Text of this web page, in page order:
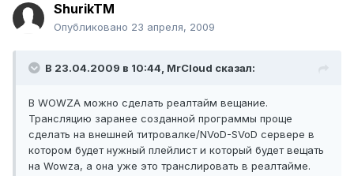
ShurikTM
Опубликовано 23 апреля, 2009
В 23.04.2009 в 10:44, MrCloud сказал:
В WOWZA можно сделать реалтайм вещание.
Трансляцию заранее созданной программы проще
сделать на внешней титровалке/NVoD-SVoD сервере в
котором будет нужный плейлист и который будет вещать
на Wowza, а она уже это транслировать в реалтайме.